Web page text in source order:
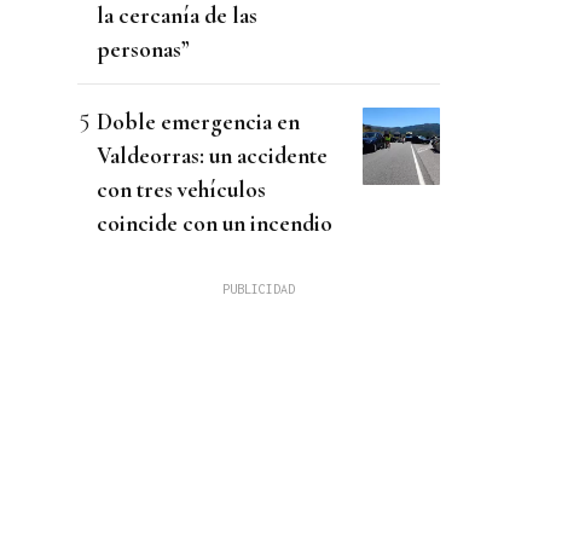
la cercanía de las
personas”
Doble emergencia en
Valdeorras: un accidente
con tres vehículos
coincide con un incendio